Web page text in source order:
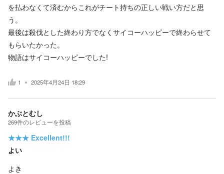
を払わなくて済むからこれがチート持ちの正しい戦い方だと思
う。
最後は殺伐とした終わり方でなくサイコーハッピーで終わらせて
もらいたかった。
物語はサイコーハッピーでした!
1 2025年4月24日 18:29
かぶとむし
269件のレビューを投稿
★★★ Excellent!!!
よい
よき